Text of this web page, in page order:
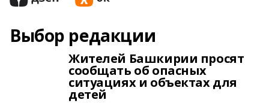
Выбор редакции
Жителей Башкирии просят
сообщать об опасных
ситуациях и объектах для
детей